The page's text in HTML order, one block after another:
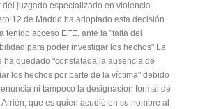
del juzgado especializado en violencia
12 de Madrid ha adoptado esta decisión
tenido acceso EFE, ante la "falta del
para poder investigar los hechos".La
ha quedado "constatada la ausencia de
los hechos por parte de la víctima" debido
ni tampoco la designación formal de
que es quien acudió en su nombre al